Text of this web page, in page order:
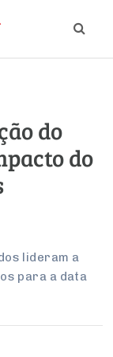
do
do
lideram a
para a data